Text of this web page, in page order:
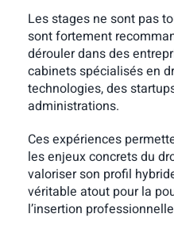
Les stages ne sont pas
sont fortement
dérouler dans des
cabinets spécialisés en
technologies, des
administrations.
Ces expériences
les enjeux concrets du
valoriser son profil
véritable atout pour la
l’insertion